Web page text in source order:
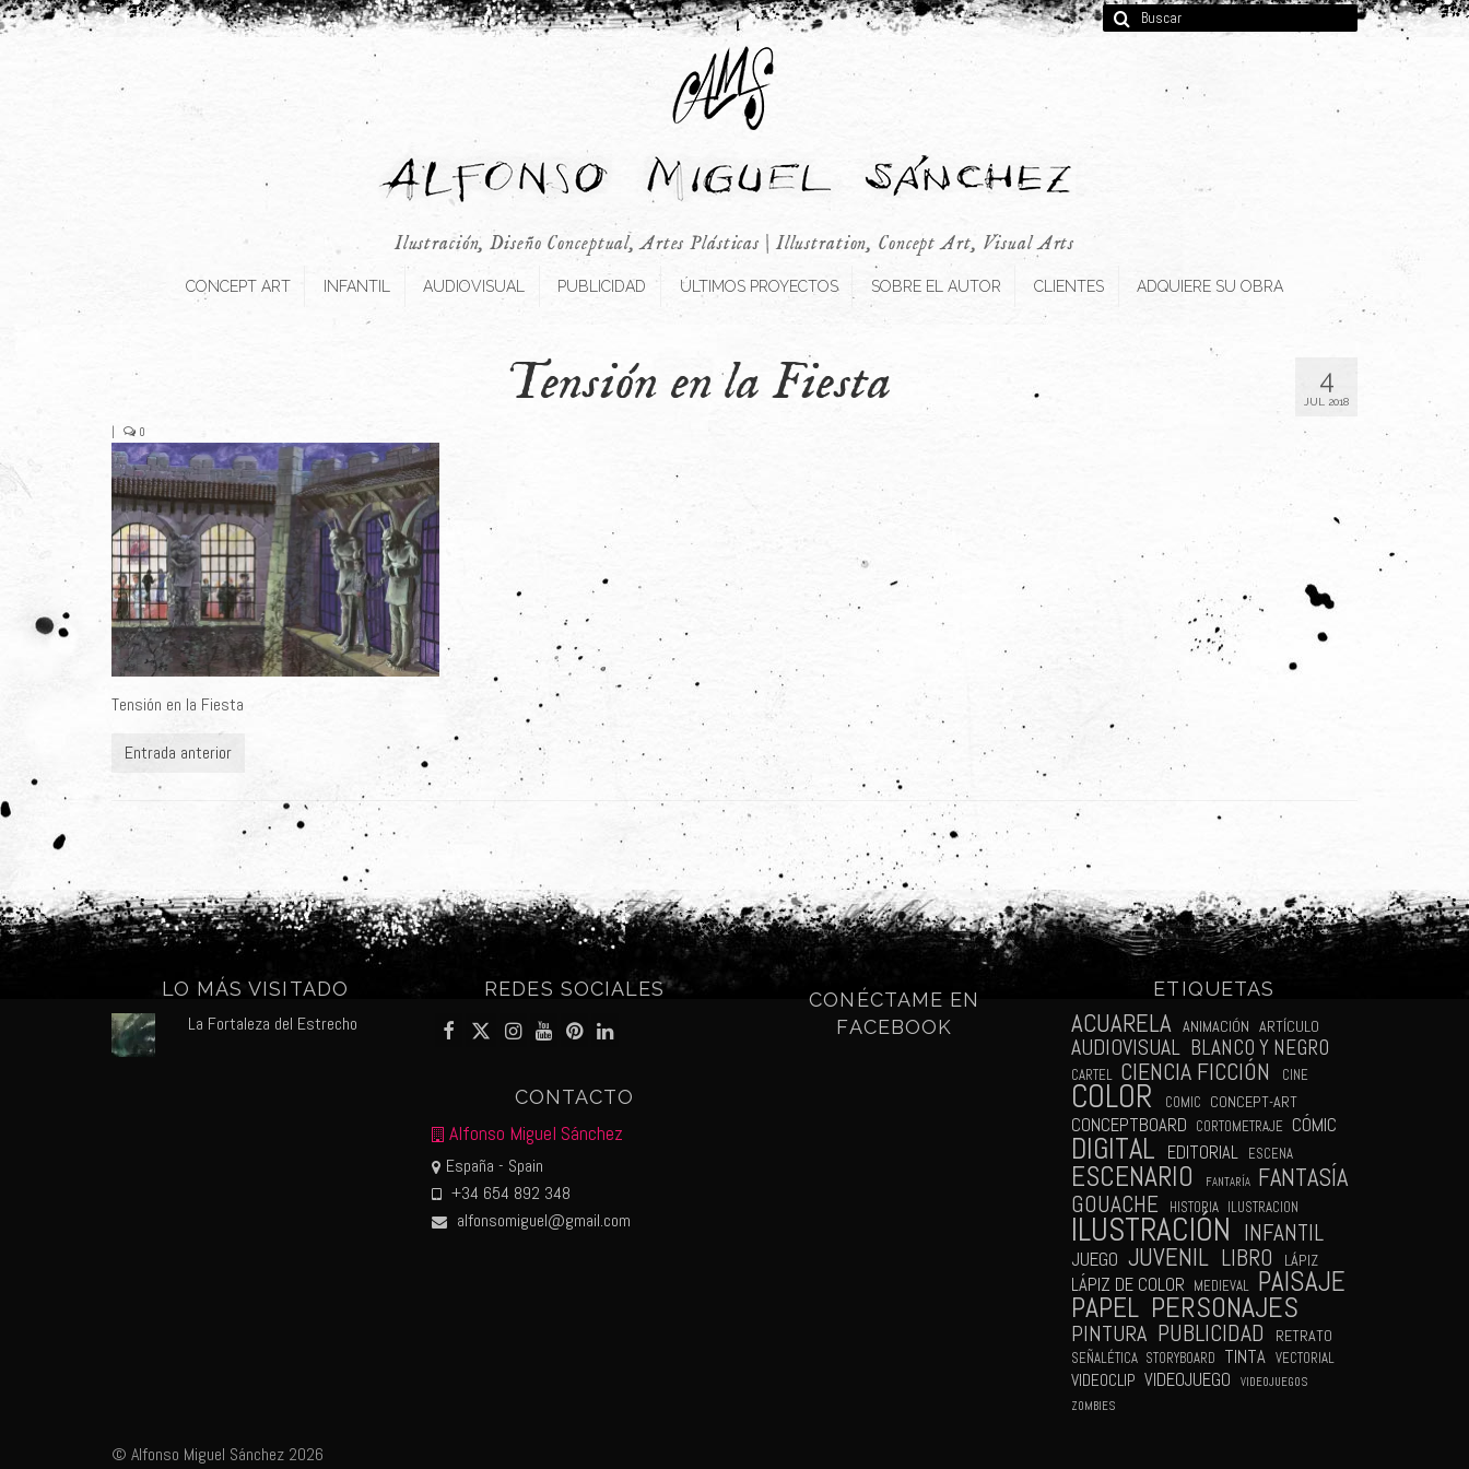
Buscar
por:
Ilustración, Diseño Conceptual, Artes Plásticas | Illustration, Concept Art, Visual Arts
CONCEPT ART INFANTIL AUDIOVISUAL PUBLICIDAD ÚLTIMOS PROYECTOS SOBRE EL AUTOR CLIENTES ADQUIERE SU OBRA
4
JUL 2018
Tensión en la Fiesta
0
Tensión en la Fiesta
Entrada anterior
LO MÁS VISITADO
La Fortaleza del Estrecho
REDES SOCIALES
CONTACTO
Alfonso Miguel Sánchez
España - Spain
+34 654 892 348
alfonsomiguel@gmail.com
CONÉCTAME EN
FACEBOOK
ETIQUETAS
ACUARELA ANIMACIÓN ARTÍCULO
AUDIOVISUAL BLANCO Y NEGRO
CARTEL CIENCIA FICCIÓN CINE
COLOR COMIC CONCEPT-ART
CONCEPTBOARD CORTOMETRAJE CÓMIC
DIGITAL EDITORIAL ESCENA
ESCENARIO FANTARÍA FANTASÍA
GOUACHE HISTORIA ILUSTRACION
ILUSTRACIÓN INFANTIL
JUEGO JUVENIL LIBRO LÁPIZ
LÁPIZ DE COLOR MEDIEVAL PAISAJE
PAPEL PERSONAJES
PINTURA PUBLICIDAD RETRATO
SEÑALÉTICA STORYBOARD TINTA VECTORIAL
VIDEOCLIP VIDEOJUEGO
VIDEOJUEGOS
ZOMBIES
© Alfonso Miguel Sánchez 2026